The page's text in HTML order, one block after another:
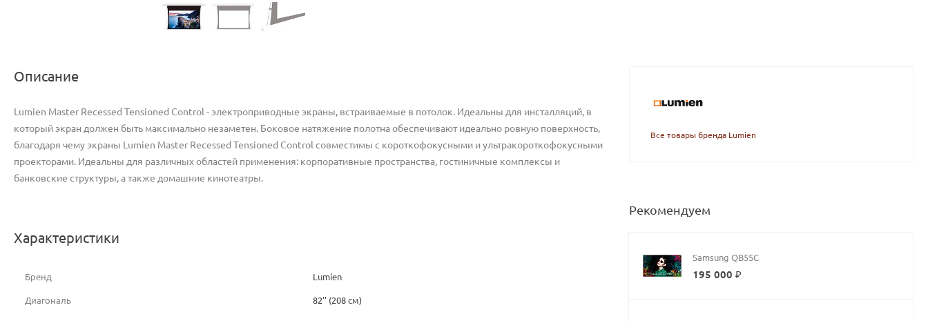
Описание
Lumien Master Recessed Tensioned Control - электроприводные экраны, встраиваемые в потолок. Идеальны для инсталляций, в
который экран должен быть максимально незаметен. Боковое натяжение полотна обеспечивают идеально ровную поверхность,
благодаря чему экраны Lumien Master Recessed Tensioned Control совместимы с короткофокусными и ультракороткофокусными
проекторами. Идеальны для различных областей применения: корпоративные пространства, гостиничные комплексы и
банковские структуры, а также домашние кинотеатры.
Характеристики
Бренд Lumien
Диагональ 82'' (208 см)
Все товары бренда Lumien
Рекомендуем
Samsung QB55C
195 000 ₽